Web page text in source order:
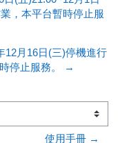
，本平台暫時停止服
12月16日(三)停機進行
停止服務。 →
使用手冊 →